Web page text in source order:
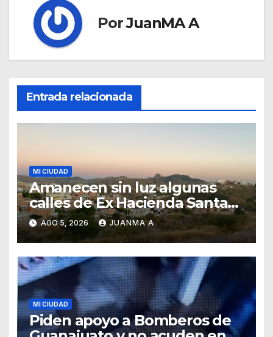
PorJuanMA A
Entrada relacionada
MI CIUDAD
Amanecen sin luz algunas
calles de Ex Hacienda Santa
Teresa
AGO 5, 2026 JUANMA A
MI CIUDAD
Piden apoyo a Bomberos de